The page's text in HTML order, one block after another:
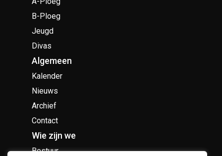
B-Ploeg
Jeugd
Divas
Algemeen
Kalender
Nieuws
Archief
Contact
Wie zijn we
Bestuur